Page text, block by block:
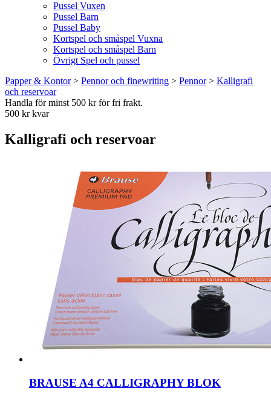
Pussel Vuxen
Pussel Barn
Pussel Baby
Kortspel och småspel Vuxna
Kortspel och småspel Barn
Övrigt Spel och pussel
Papper & Kontor> Pennor och finewriting > Pennor> Kalligrafi
och reservoar
Handla för minst 500 kr för fri frakt.
500 kr kvar
Kalligrafi och reservoar
BRAUSE A4 CALLIGRAPHY BLOK